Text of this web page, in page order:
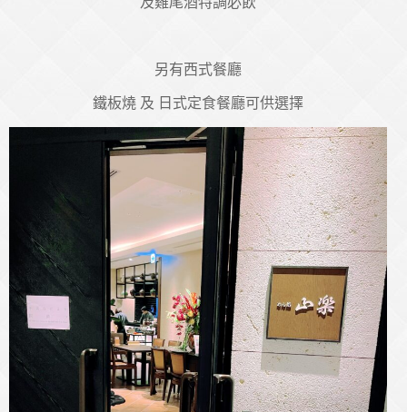
另有西式餐廳
鐵板燒 及 日式定食餐廳可供選擇